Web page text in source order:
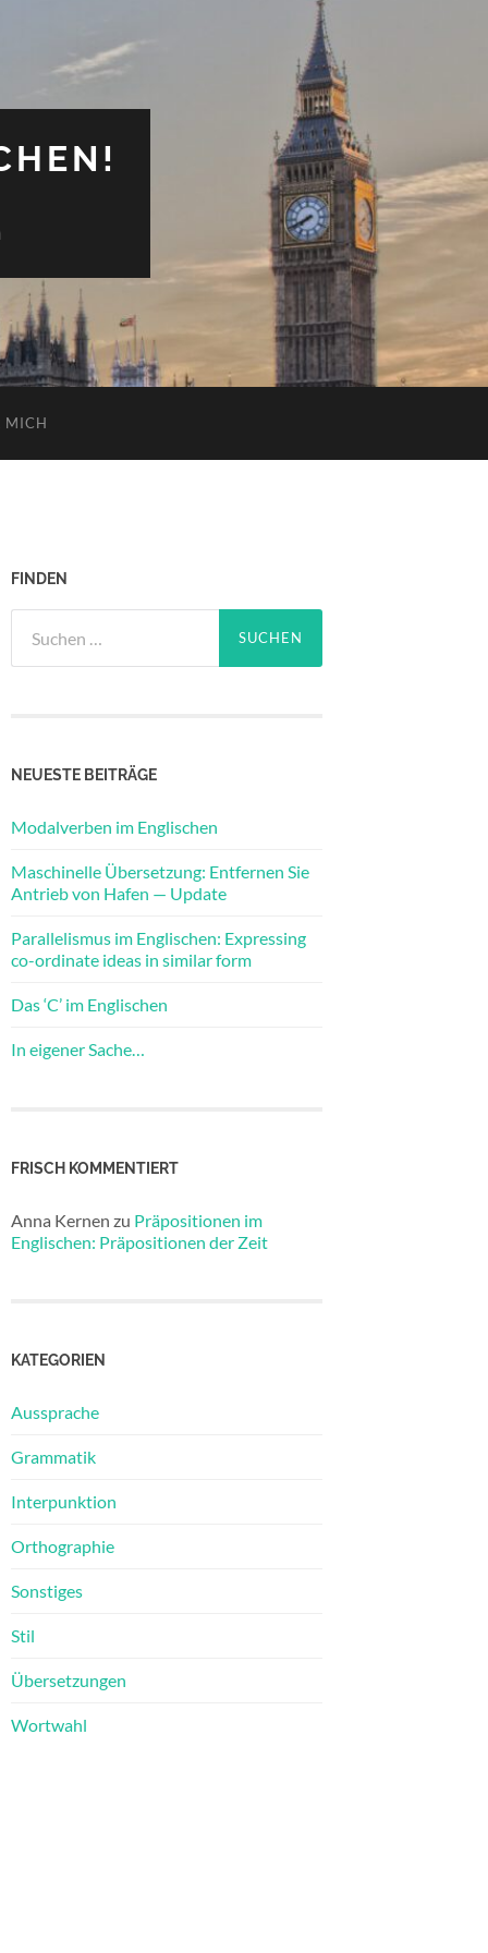
MICH
FINDEN
nach:
NEUESTE BEITRÄGE
Modalverben im Englischen
Maschinelle Übersetzung: Entfernen Sie
Antrieb von Hafen — Update
Parallelismus im Englischen: Expressing
co-ordinate ideas in similar form
Das ‘C’ im Englischen
In eigener Sache…
FRISCH KOMMENTIERT
Anna Kernen zu Präpositionen im
Englischen: Präpositionen der Zeit
KATEGORIEN
Aussprache
Grammatik
Interpunktion
Orthographie
Sonstiges
Stil
Übersetzungen
Wortwahl